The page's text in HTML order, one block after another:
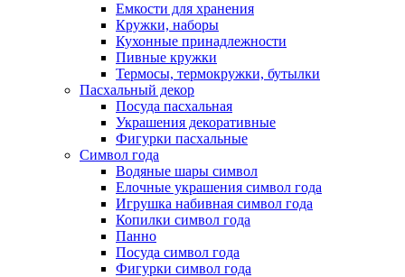
Емкости для хранения
Кружки, наборы
Кухонные принадлежности
Пивные кружки
Термосы, термокружки, бутылки
Пасхальный декор
Посуда пасхальная
Украшения декоративные
Фигурки пасхальные
Символ года
Водяные шары символ
Елочные украшения символ года
Игрушка набивная символ года
Копилки символ года
Панно
Посуда символ года
Фигурки символ года